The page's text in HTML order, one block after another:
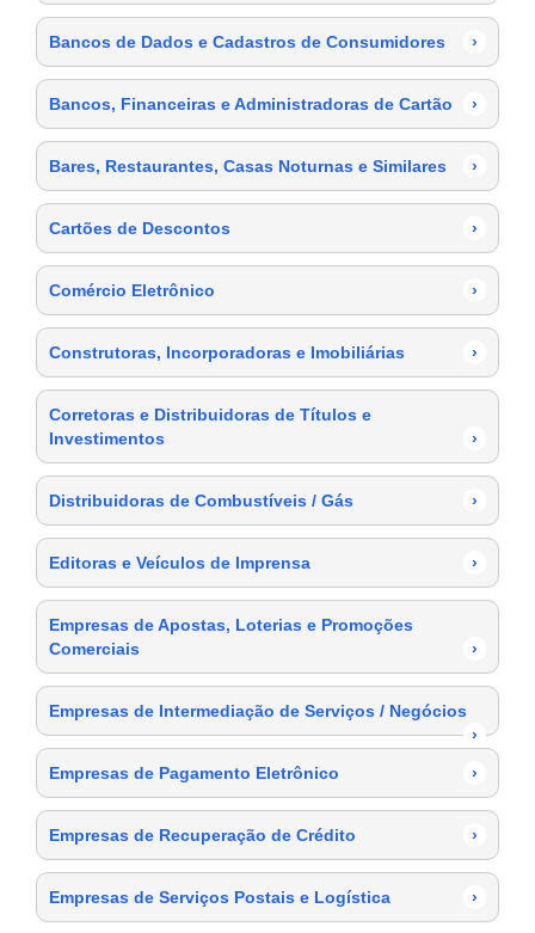
Bancos de Dados e Cadastros de Consumidores ›
Bancos, Financeiras e Administradoras de Cartão ›
Bares, Restaurantes, Casas Noturnas e Similares ›
Cartões de Descontos ›
Comércio Eletrônico ›
Construtoras, Incorporadoras e Imobiliárias ›
Corretoras e Distribuidoras de Títulos e
Investimentos
›
Distribuidoras de Combustíveis / Gás ›
Editoras e Veículos de Imprensa ›
Empresas de Apostas, Loterias e Promoções
Comerciais
›
Empresas de Intermediação de Serviços / Negócios
›
Empresas de Pagamento Eletrônico
›
Empresas de Recuperação de Crédito ›
Empresas de Serviços Postais e Logística ›